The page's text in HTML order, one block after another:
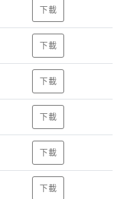
下載
下載
下載
下載
下載
下載